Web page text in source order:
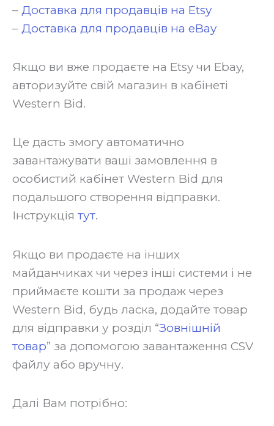
– Доставка для продавців на Etsy
– Доставка для продавців на eBay
‍Якщо ви вже продаєте на Etsy чи Ebay,
авторизуйте свій магазин в кабінеті
Western Bid.
‍Це дасть змогу автоматично
завантажувати ваші замовлення в
особистий кабінет Western Bid для
подальшого створення відправки.
Інструкція тут.
‍Якщо ви продаєте на інших
майданчиках чи через інші системи і не
приймаєте кошти за продаж через
Western Bid, будь ласка, додайте товар
для відправки у розділ “Зовнішній
товар” за допомогою завантаження CSV
файлу або вручну.
‍Далі Вам потрібно: